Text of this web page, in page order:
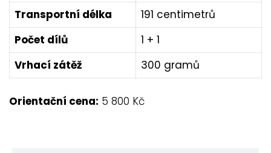
Transportní délka
191 centimetrů
Počet dílů
1 + 1
Vrhací zátěž
300 gramů
Orientační cena: 5 800 Kč